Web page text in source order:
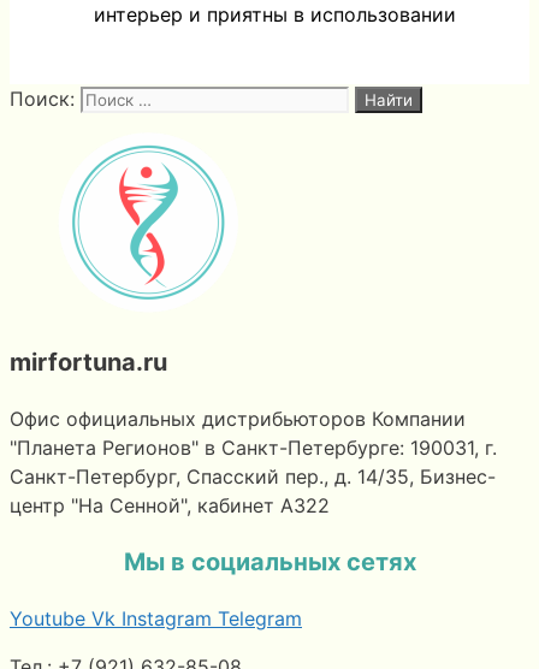
интерьер и приятны в использовании
Поиск:
mirfortuna.ru
Офис официальных дистрибьюторов Компании
"Планета Регионов" в Санкт-Петербурге: 190031, г.
Санкт-Петербург, Спасский пер., д. 14/35, Бизнес-
центр "На Сенной", кабинет А322
Мы в социальных сетях
Youtube Vk Instagram Telegram